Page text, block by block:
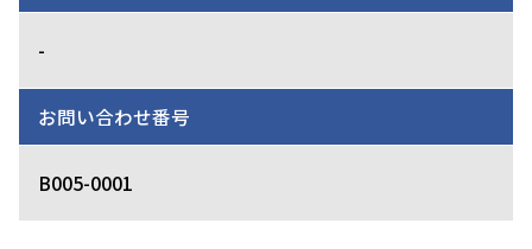
-
お問い合わせ番号
B005-0001